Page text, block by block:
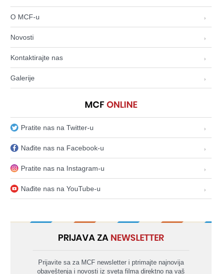
O MCF-u
Novosti
Kontaktirajte nas
Galerije
MCF ONLINE
Pratite nas na Twitter-u
Nađite nas na Facebook-u
Pratite nas na Instagram-u
Nađite nas na YouTube-u
PRIJAVA ZA NEWSLETTER
Prijavite sa za MCF newsletter i ptrimajte najnovija
obaveštenja i novosti iz sveta filma direktno na vaš